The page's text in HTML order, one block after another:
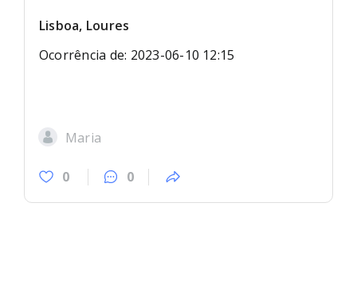
Lisboa, Loures
Ocorrência de: 2023-06-10 12:15
Maria
0 0